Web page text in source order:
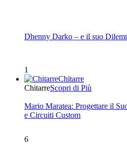
Dhenny Darko – e il suo
1
Chitarre
ChitarreScopri di Più
Mario Maratea: Progettare il
e Circuiti Custom
6